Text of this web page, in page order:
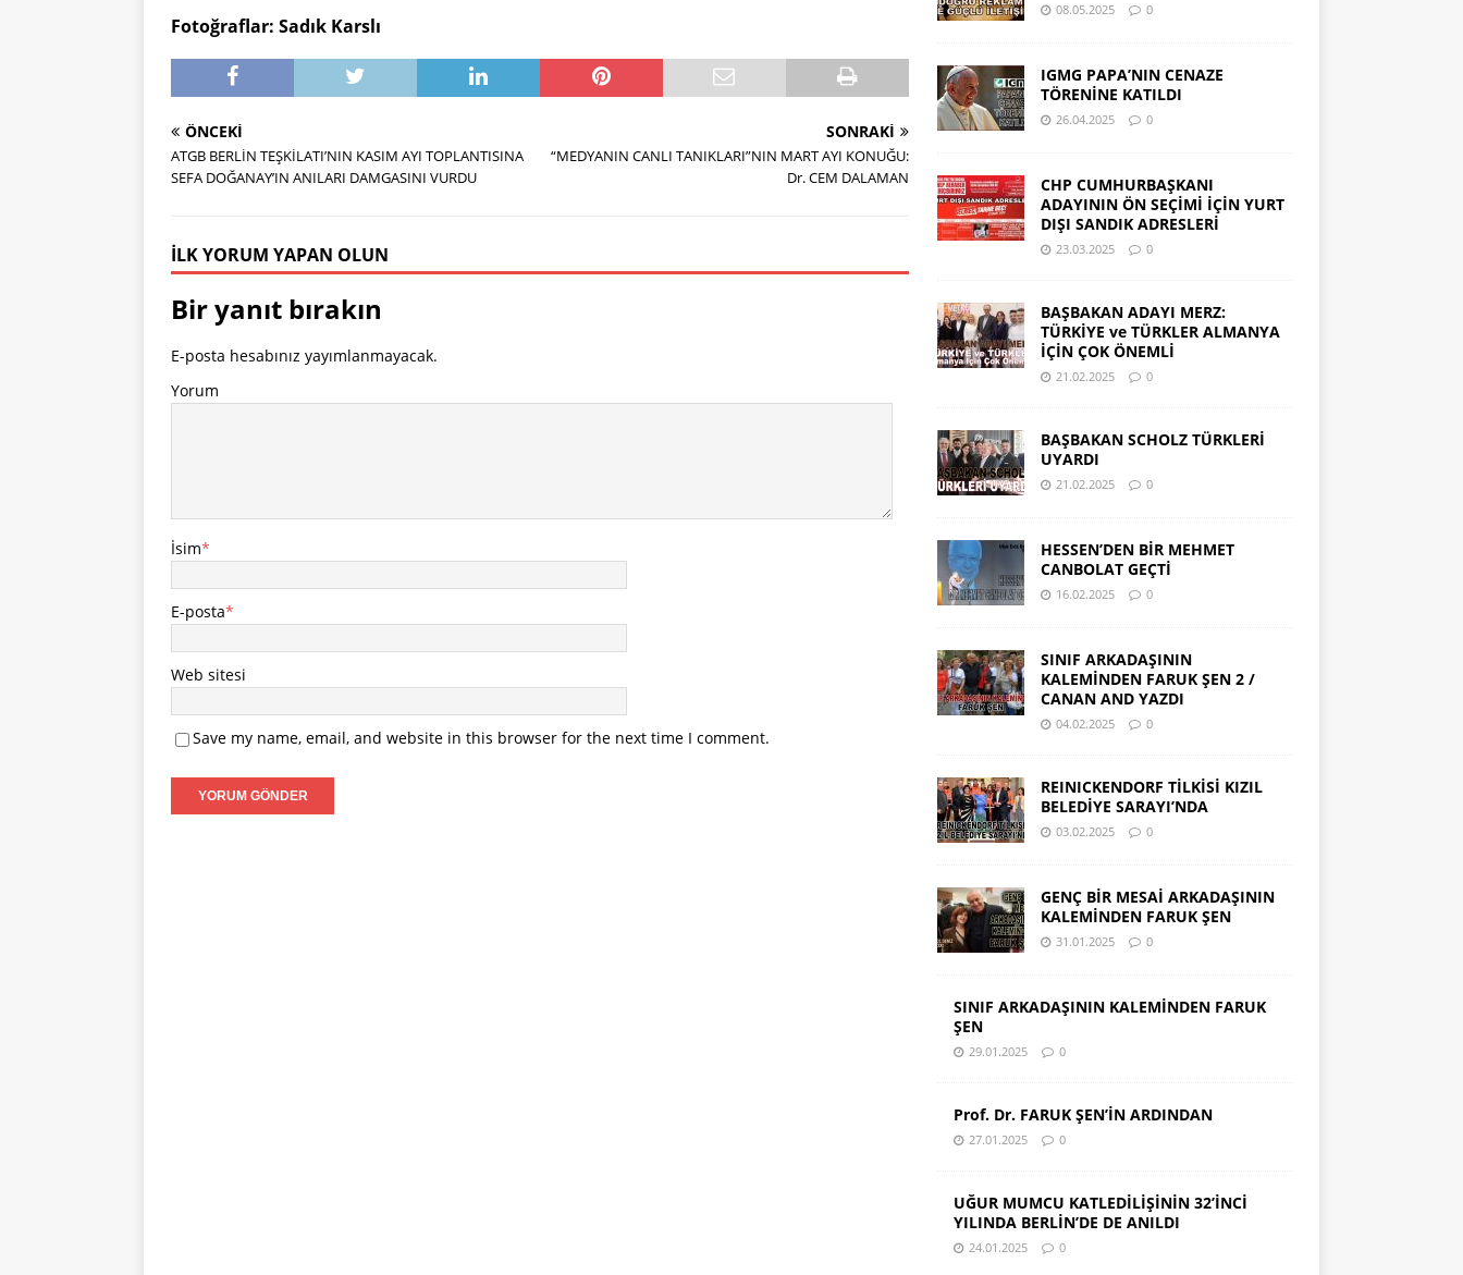
Fotoğraflar: Sadık Karslı
ÖNCEKI
ATGB BERLİN TEŞKİLATI’NIN KASIM AYI TOPLANTISINA
SEFA DOĞANAY’IN ANILARI DAMGASINI VURDU
SONRAKI
“MEDYANIN CANLI TANIKLARI”NIN MART AYI KONUĞU:
Dr. CEM DALAMAN
İLK YORUM YAPAN OLUN
Bir yanıt bırakın
E-posta hesabınız yayımlanmayacak.
Yorum
İsim*
E-posta*
Web sitesi
Save my name, email, and website in this browser for the next time I comment.
08.05.2025 0
IGMG PAPA’NIN CENAZE
TÖRENİNE KATILDI
26.04.2025 0
CHP CUMHURBAŞKANI
ADAYININ ÖN SEÇİMİ İÇİN YURT
DIŞI SANDIK ADRESLERİ
23.03.2025 0
BAŞBAKAN ADAYI MERZ:
TÜRKİYE ve TÜRKLER ALMANYA
İÇİN ÇOK ÖNEMLİ
21.02.2025 0
BAŞBAKAN SCHOLZ TÜRKLERİ
UYARDI
21.02.2025 0
HESSEN’DEN BİR MEHMET
CANBOLAT GEÇTİ
16.02.2025 0
SINIF ARKADAŞININ
KALEMİNDEN FARUK ŞEN 2 /
CANAN AND YAZDI
04.02.2025 0
REINICKENDORF TİLKİSİ KIZIL
BELEDİYE SARAYI’NDA
03.02.2025 0
GENÇ BİR MESAİ ARKADAŞININ
KALEMİNDEN FARUK ŞEN
31.01.2025 0
SINIF ARKADAŞININ KALEMİNDEN FARUK
ŞEN
29.01.2025 0
Prof. Dr. FARUK ŞEN’İN ARDINDAN
27.01.2025 0
UĞUR MUMCU KATLEDİLİŞİNİN 32’İNCİ
YILINDA BERLİN’DE DE ANILDI
24.01.2025 0